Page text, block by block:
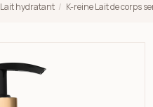
Lait hydratant K-reine Lait de corps